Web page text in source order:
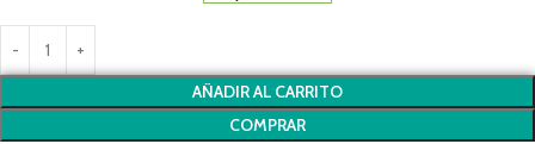
AÑADIR AL CARRITO
COMPRAR